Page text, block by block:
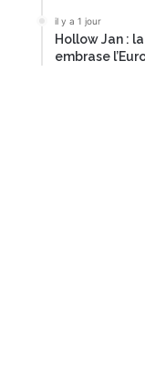
il y a 1 jour
Hollow Jan :
embrase